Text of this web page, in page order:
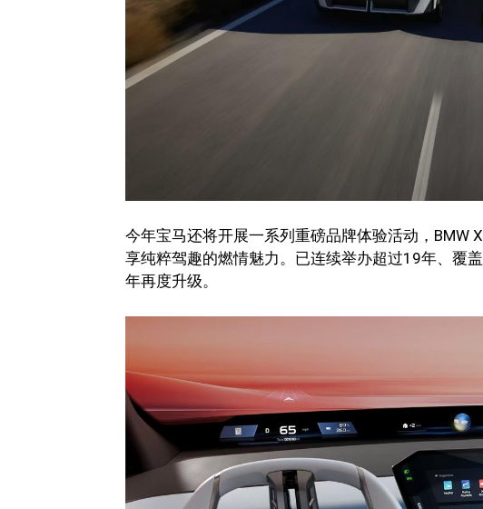
今年宝马还将开展一系列重磅品牌体验活动，BMW
享纯粹驾趣的燃情魅力。已连续举办超过19年、覆
年再度升级。